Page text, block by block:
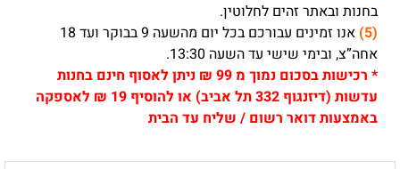
בחנות ובאתר זהים לחלוטין.
(5)
אנו זמינים עבורכם בכל יום מהשעה 9 בבוקר ועד 18
אחה”צ, ובימי שישי עד השעה 13:30.
*
רכישות בסכום נמוך מ 99 ₪ ניתן לאסוף חינם בחנות
עדשות (דיזנגוף 332 תל אביב) או להוסיף 19 ₪ לאספקה
באמצעות דואר רשום / שליח עד הבית